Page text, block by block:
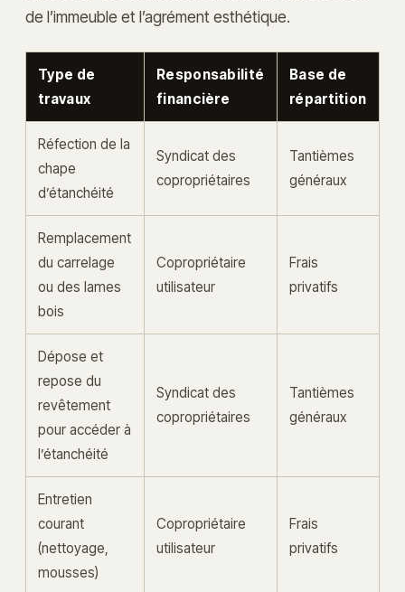
de l’immeuble et l’agrément esthétique.
Type de
travaux
Responsabilité
financière
Base de
répartition
Réfection de la
chape
d’étanchéité
Syndicat des
copropriétaires
Tantièmes
généraux
Remplacement
du carrelage
ou des lames
bois
Copropriétaire
utilisateur
Frais
privatifs
Dépose et
repose du
revêtement
pour accéder à
l’étanchéité
Syndicat des
copropriétaires
Tantièmes
généraux
Entretien
courant
(nettoyage,
mousses)
Copropriétaire
utilisateur
Frais
privatifs